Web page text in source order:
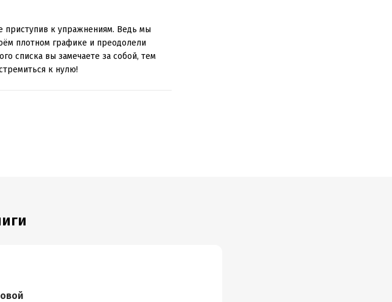
приступив к упражнениям. Ведь мы
плотном графике и преодолели
списка вы замечаете за собой, тем
к нулю!